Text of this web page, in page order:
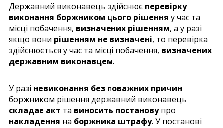
Державний виконавець здійснює перевірку
виконання боржником цього рішення у час та
місці побачення, визначених рішенням, а у разі
якщо вони рішенням не визначені, то перевірка
здійснюється у час та місці побачення, визначених
державним виконавцем.
У разі невиконання без поважних причин
боржником рішення державний виконавець
складає акт та виносить постановупро
накладення на боржника штрафу. У постанові